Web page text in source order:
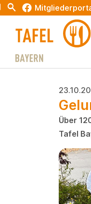
Search
Über
Tafel